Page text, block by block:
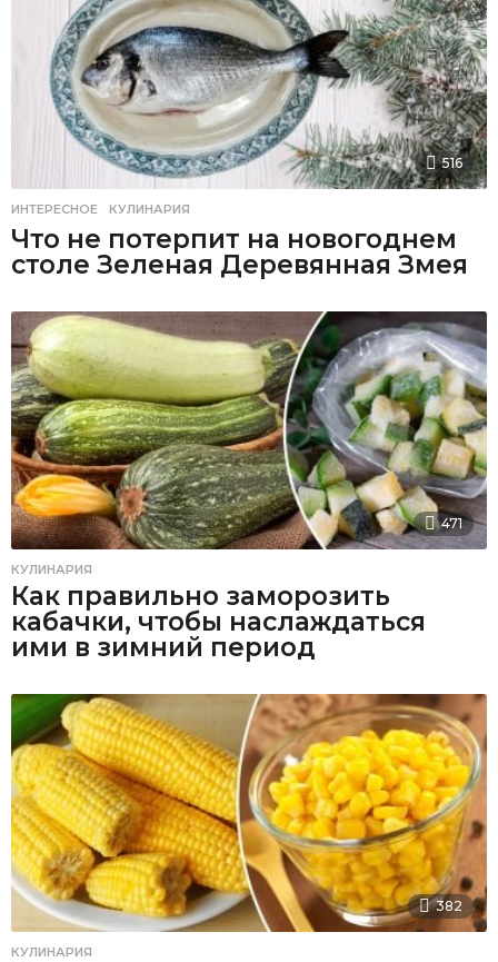
516
ИНТЕРЕСНОЕ ,КУЛИНАРИЯ
Что не потерпит на новогоднем
столе Зеленая Деревянная Змея
471
КУЛИНАРИЯ
Как правильно заморозить
кабачки, чтобы наслаждаться
ими в зимний период
382
КУЛИНАРИЯ